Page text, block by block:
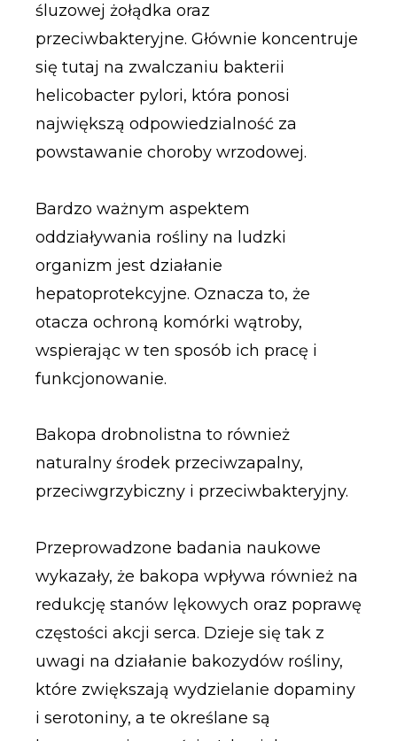
śluzowej żołądka oraz
przeciwbakteryjne. Głównie koncentruje
się tutaj na zwalczaniu bakterii
helicobacter pylori, która ponosi
największą odpowiedzialność za
powstawanie choroby wrzodowej.
Bardzo ważnym aspektem
oddziaływania rośliny na ludzki
organizm jest działanie
hepatoprotekcyjne. Oznacza to, że
otacza ochroną komórki wątroby,
wspierając w ten sposób ich pracę i
funkcjonowanie.
Bakopa drobnolistna to również
naturalny środek przeciwzapalny,
przeciwgrzybiczny i przeciwbakteryjny.
Przeprowadzone badania naukowe
wykazały, że bakopa wpływa również na
redukcję stanów lękowych oraz poprawę
częstości akcji serca. Dzieje się tak z
uwagi na działanie bakozydów rośliny,
które zwiększają wydzielanie dopaminy
i serotoniny, a te określane są